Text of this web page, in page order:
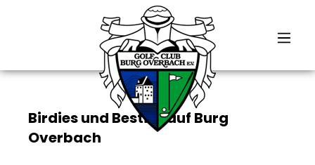
Birdies und Besties auf Burg
Overbach